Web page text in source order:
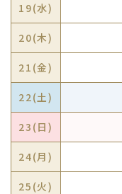
19(水)
20(木)
21(金)
22(土)
23( 日 )
24(月 )
25(火)